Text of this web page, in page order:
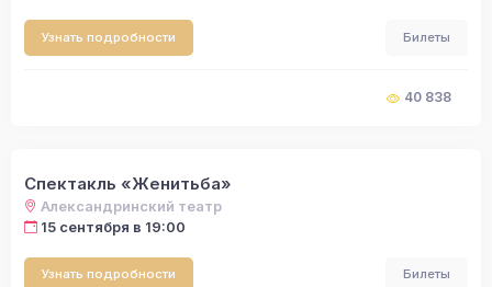
Узнать подробности Билеты
40 838
Спектакль «Женитьба»
Александринский театр
15 сентября в 19:00
Узнать подробности Билеты